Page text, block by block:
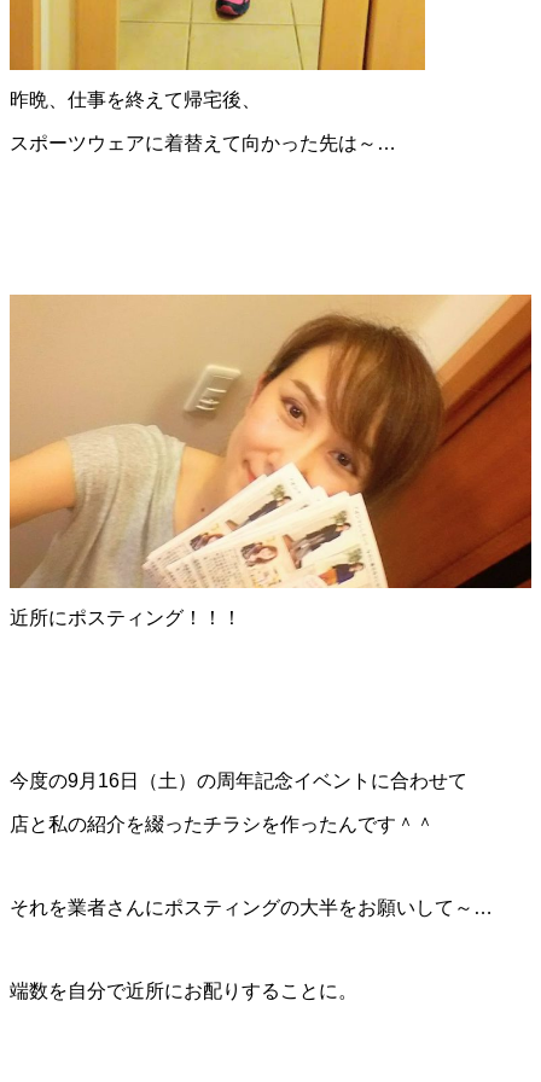
昨晩、仕事を終えて帰宅後、
スポーツウェアに着替えて向かった先は～…
近所にポスティング！！！
今度の9月16日（土）の周年記念イベントに合わせて
店と私の紹介を綴ったチラシを作ったんです＾＾
それを業者さんにポスティングの大半をお願いして～…
端数を自分で近所にお配りすることに。